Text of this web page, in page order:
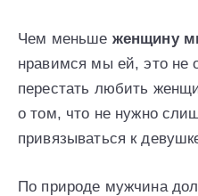
Чем меньше женщину
нравимся мы ей, это не
перестать любить
о том, что не нужно
привязываться к
По природе мужчина